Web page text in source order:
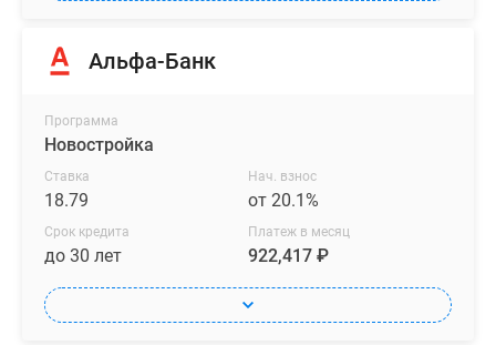
Альфа-Банк
Программа
Новостройка
Ставка
18.79
Нач. взнос
от 20.1%
Срок кредита
до 30 лет
Платеж в месяц
922,417 ₽